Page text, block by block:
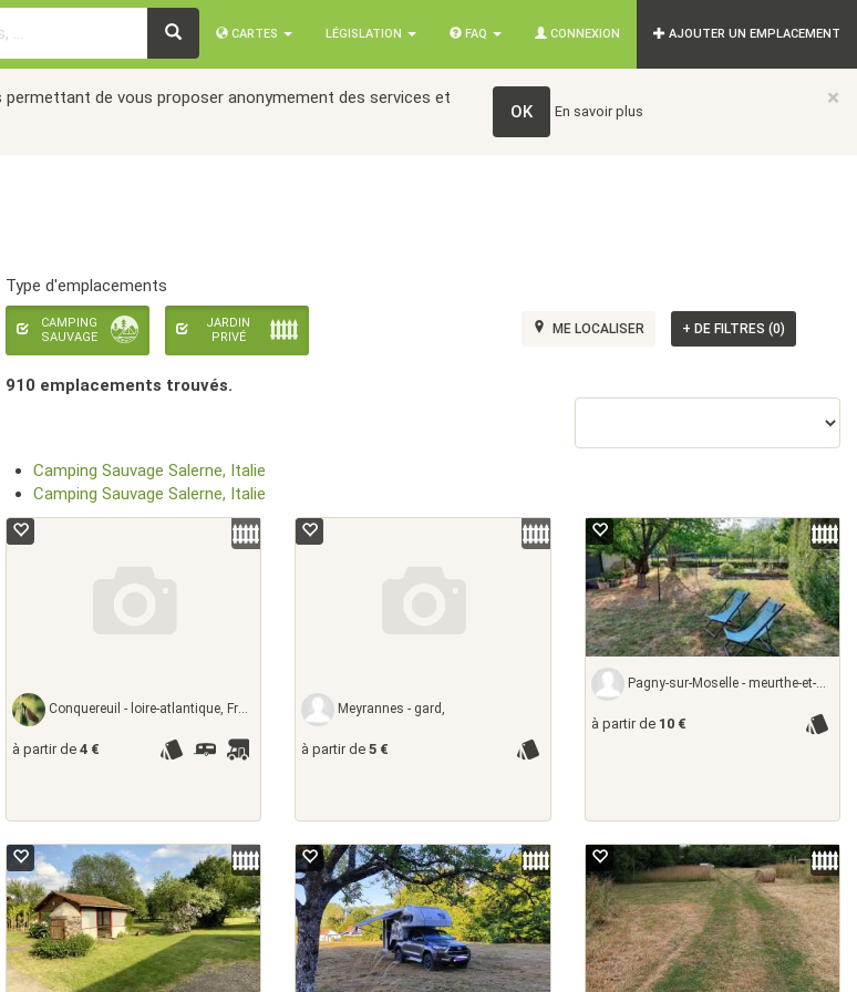
CARTES LÉGISLATION FAQ CONNEXION AJOUTER UN EMPLACEMENT
×
de vous proposer anonymement des services et
OK En savoir plus
Type d'emplacements
CAMPING
SAUVAGE
JARDIN
PRIVÉ
ME LOCALISER + DE FILTRES (0)
910 emplacements trouvés.
Camping Sauvage Salerne, Italie
Camping Sauvage Salerne, Italie
Conquereuil - loire-atlantique, France
à partir de 4 €
Meyrannes - gard,
à partir de5 €
Pagny-sur-Moselle - meurthe-et-moselle,
à partir de 10 €